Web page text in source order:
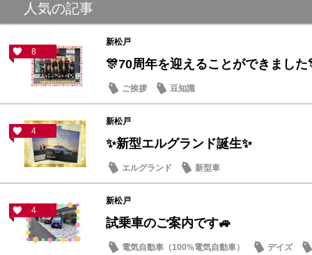
人気の記事
8
新松戸
🎊70周年を迎えることができました
ご挨拶 豆知識
4
新松戸
✨新型エルグランド誕生✨
エルグランド 新型車
4
新松戸
試乗車のご案内です🚙
電気自動車（100%電気自動車） デイズ